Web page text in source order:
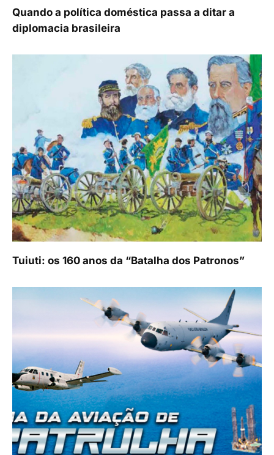
Quando a política doméstica passa a ditar a
diplomacia brasileira
Tuiuti: os 160 anos da “Batalha dos Patronos”